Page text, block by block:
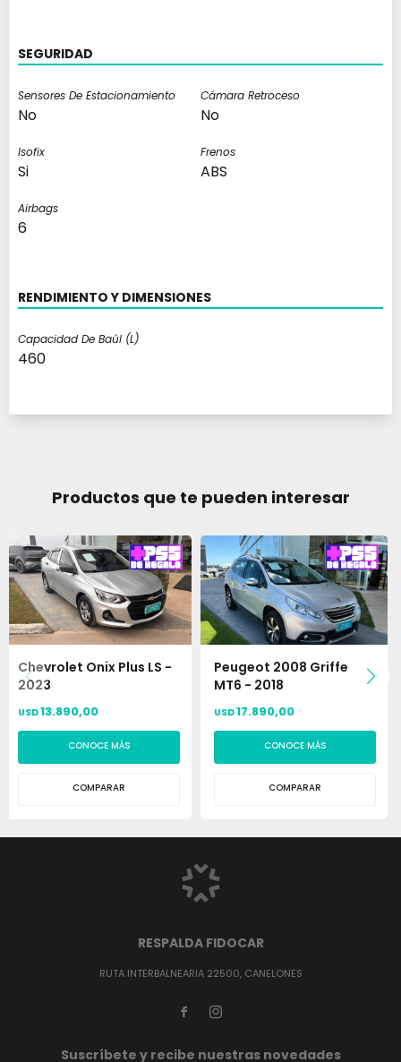
SEGURIDAD
Sensores De Estacionamiento
No
Cámara Retroceso
No
Isofix
Si
Frenos
ABS
Airbags
6
RENDIMIENTO Y DIMENSIONES
Capacidad De Baúl (l)
460
Productos que te pueden interesar
Chevrolet Onix Plus LS -
2023
USD13.890,00
CONOCE MÁS
COMPARAR
Peugeot 2008 Griffe
MT6 - 2018
USD17.890,00
CONOCE MÁS
COMPARAR
RESPALDA FIDOCAR
RUTA INTERBALNEARIA 22500, CANELONES
 
Suscríbete y recibe nuestras novedades